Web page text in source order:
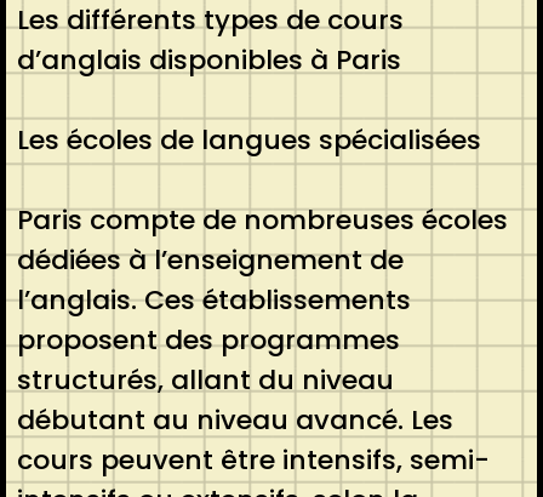
Les différents types de cours
d’anglais disponibles à Paris
Les écoles de langues spécialisées
Paris compte de nombreuses écoles
dédiées à l’enseignement de
l’anglais. Ces établissements
proposent des programmes
structurés, allant du niveau
débutant au niveau avancé. Les
cours peuvent être intensifs, semi-